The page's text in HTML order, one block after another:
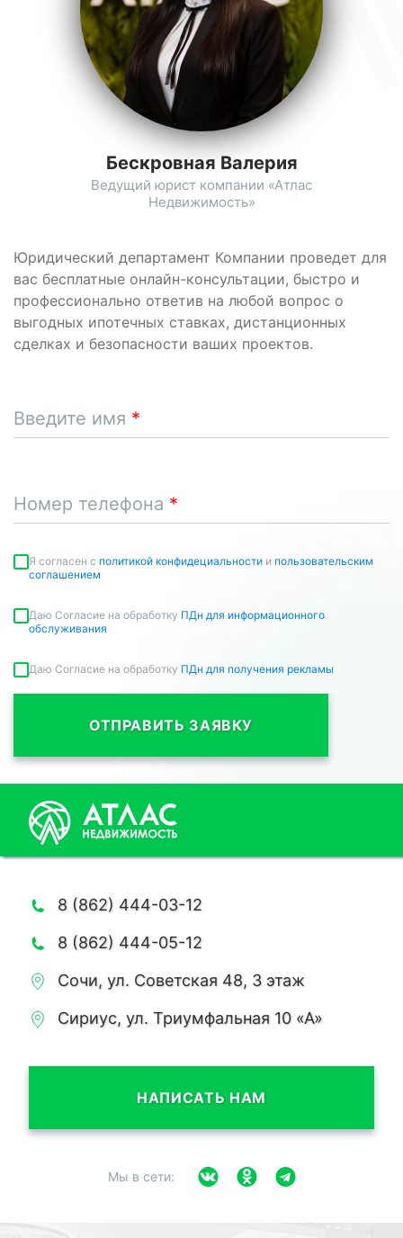
Юридический департамент Компании проведет для
вас бесплатные онлайн-консультации, быстро и
профессионально ответив на любой вопрос о
выгодных ипотечных ставках, дистанционных
сделках и безопасности ваших проектов.
Введите имя
Номер телефона
Я согласен c политикой конфидециальности и пользовательским
соглашением
Даю Согласие на обработку ПДн для информационного
обслуживания
Даю Согласие на обработку ПДн для получения рекламы
ОТПРАВИТЬ ЗАЯВКУ
Бескровная Валерия
Ведущий юрист компании «Атлас
Недвижимость»
8 (862) 444-03-12
8 (862) 444-05-12
Сочи, ул. Советская 48, 3 этаж
Сириус, ул. Триумфальная 10 «А»
НАПИСАТЬ НАМ
Мы в сети: